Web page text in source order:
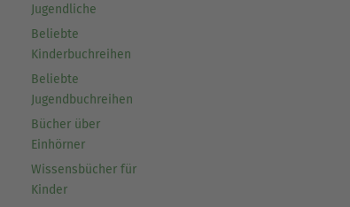
Jugendliche
Beliebte
Kinderbuchreihen
Beliebte
Jugendbuchreihen
Bücher über
Einhörner
Wissensbücher für
Kinder